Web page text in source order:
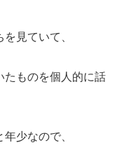
見ていて、
たものを個人的に話
少なので、